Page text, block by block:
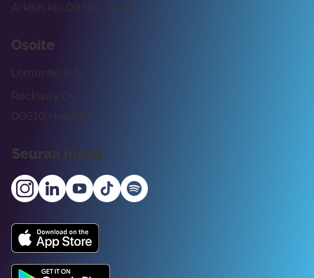
Arkisin klo 09:00 -15:00
Osoite
Rockway Oy
Lemuntie 3-5
00510 Helsinki
Seuraa meitä